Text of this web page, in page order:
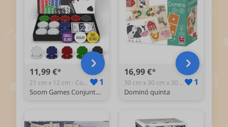
11,99 €
21 cm x 12 cm - Conjuntos de Póquer 1
Soom Games Conjunto de jogo de poker com 110 fichas de poker - poker para 2 - 5 jogadores - jogadores, botão de dealer, Big Blind e Small Blind - Set Poker completo - Texas Hold Em Poker Set
16,99 €
30 cm x 30 cm x 30 cm - Dominós 1
Dominó quinta